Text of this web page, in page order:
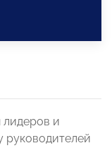
лидеров и